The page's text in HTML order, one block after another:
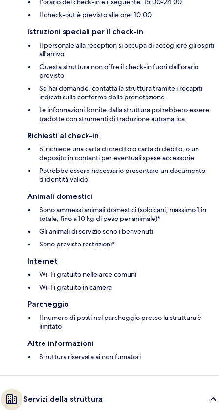
L'orario del check-in è il seguente: 15:00-24:00
Il check-out è previsto alle ore: 10:00
Istruzioni speciali per il check-in
Il personale alla reception si occupa di accogliere gli ospiti
all'arrivo.
Questa struttura non offre il check-in fuori dall'orario
previsto
Se hai domande, contatta la struttura tramite i recapiti
indicati sulla conferma della prenotazione.
Le informazioni fornite dalla struttura potrebbero essere
tradotte con strumenti di traduzione automatica.
Richiesti al check-in
Si richiede una carta di credito o carta di debito, o un
deposito in contanti per eventuali spese accessorie
Potrebbe essere necessario presentare un documento
d’identità valido
Animali domestici
Sono ammessi animali domestici (solo cani, massimo 1 in
totale, fino a 10 kg di peso per animale)*
Gli animali di servizio sono i benvenuti
Sono previste restrizioni*
Internet
Wi-Fi gratuito nelle aree comuni
Wi-Fi gratuito in camera
Parcheggio
Il numero di posti nel parcheggio presso la struttura è
limitato
Altre informazioni
Struttura riservata ai non fumatori
Servizi della struttura